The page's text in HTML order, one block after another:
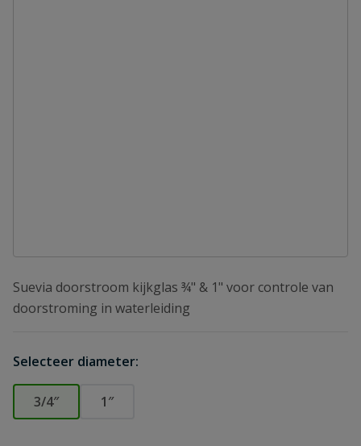
Suevia doorstroom kijkglas ¾" & 1" voor controle van
doorstroming in waterleiding
Selecteer diameter:
3/4″ 1″